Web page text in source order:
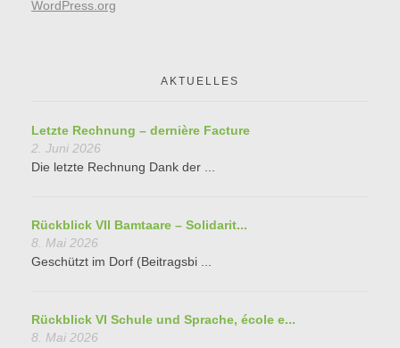
WordPress.org
AKTUELLES
Letzte Rechnung – dernière Facture
2. Juni 2026
Die letzte Rechnung Dank der ...
Rückblick VII Bamtaare – Solidarit...
8. Mai 2026
Geschützt im Dorf (Beitragsbi ...
Rückblick VI Schule und Sprache, école e...
8. Mai 2026